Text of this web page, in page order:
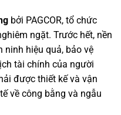
bởi PAGCOR, tổ chức
ngặt. Trước hết, nền
ninh hiệu quả, bảo vệ
tài chính của người
được thiết kế và vận
về công bằng và ngẫu